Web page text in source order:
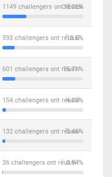
30.02%
1149 challengers ont réussi
15.5%
593 challengers ont réussi
15.71%
601 challengers ont réussi
4.03%
154 challengers ont réussi
3.46%
132 challengers ont réussi
0.94%
36 challengers ont réussi